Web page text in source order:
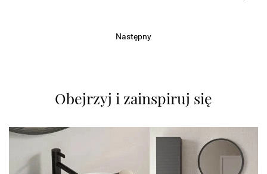
Następny
Obejrzyj i zainspiruj się